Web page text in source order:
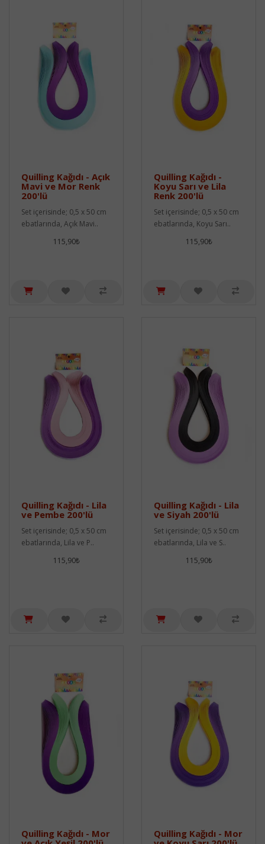
Quilling Kağıdı - Açık
Mavi ve Mor Renk
200'lü
Set içerisinde; 0,5 x 50 cm
ebatlarında, Açık Mavi..
115,90₺
Quilling Kağıdı -
Koyu Sarı ve Lila
Renk 200'lü
Set içerisinde; 0,5 x 50 cm
ebatlarında, Koyu Sarı..
115,90₺
Quilling Kağıdı - Lila
ve Pembe 200'lü
Set içerisinde; 0,5 x 50 cm
ebatlarında, Lila ve P..
115,90₺
Quilling Kağıdı - Lila
ve Siyah 200'lü
Set içerisinde; 0,5 x 50 cm
ebatlarında, Lila ve S..
115,90₺
Quilling Kağıdı - Mor
Quilling Kağıdı - Mor